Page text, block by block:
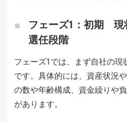
フェーズ1：初期 現
選任段階
フェーズ1では、まず自社の
です。具体的には、資産状況
の数や年齢構成、資金繰りや
があります。